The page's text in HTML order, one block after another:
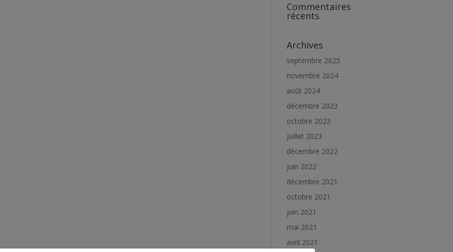
Commentaires
récents
Archives
septembre 2025
novembre 2024
août 2024
décembre 2023
octobre 2023
juillet 2023
décembre 2022
juin 2022
décembre 2021
octobre 2021
juin 2021
mai 2021
avril 2021